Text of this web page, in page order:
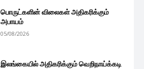
பொருட்களின் விலைகள் அதிகரிக்கும்
அபாயம்
05/08/2026
இலங்கையில் அதிகரிக்கும் வெறிநாய்க்கடி